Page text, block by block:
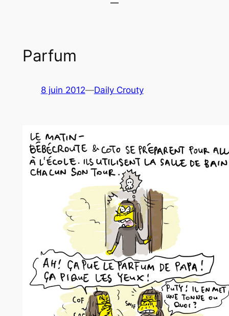
Parfum
8 juin 2012—Daily Crouty